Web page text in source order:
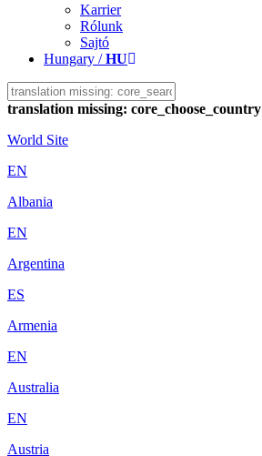
Karrier
Rólunk
Sajtó
Hungary /HU
translation missing: core_choose_country
World Site
EN
Albania
EN
Argentina
ES
Armenia
EN
Australia
EN
Austria